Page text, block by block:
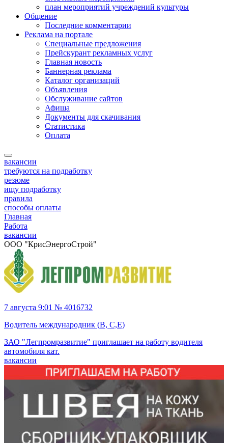
план мероприятий учреждений культуры
Общение
Последние комментарии
Реклама на портале
Специальные предложения
Прейскурант рекламных услуг
Главная новость
Баннерная реклама
Каталог организаций
Объявления
Обслуживание сайтов
Афиша
Документы для скачивания
Статистика
Оплата
вакансии
требуются на подработку
резюме
ищу подработку
правила
способы оплаты
Главная
Работа
вакансии
ООО "КрисЭнергоСтрой"
7 августа 9:01 № 4016732
Водитель международник (В, С,Е)
ЗАО "Легпромразвитие" приглашает на работу водителя
автомобиля кат.
вакансии